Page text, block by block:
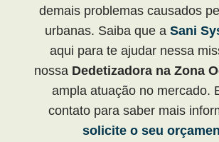
demais problemas causados
urbanas. Saiba que a Sani
aqui para te ajudar nessa
nossa Dedetizadora na Zona
ampla atuação no mercado.
contato para saber mais
solicite o seu